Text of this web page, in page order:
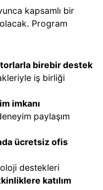
kapsamlı bir
Program
birebir destek
iş birliği
imkanı
paylaşım
ücretsiz ofis
destekleri
katılım